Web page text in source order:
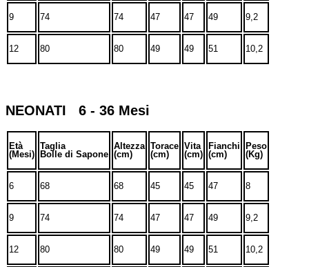
9 74 74 47 47 49 9,2
12 80 80 49 49 51 10,2
NEONATI 6 - 36 Mesi
Età
(Mesi)
Taglia
Bolle di Sapone
Altezza
(cm)
Torace
(cm)
Vita
(cm)
Fianchi
(cm)
Peso
(Kg)
6 68 68 45 45 47 8
9 74 74 47 47 49 9,2
12 80 80 49 49 51 10,2